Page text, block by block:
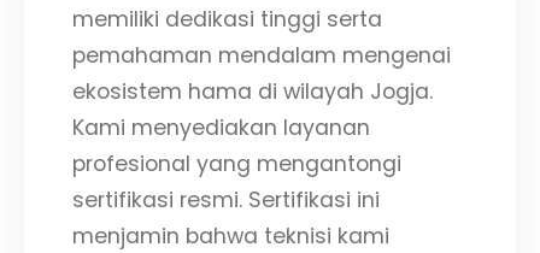
memiliki dedikasi tinggi serta
pemahaman mendalam mengenai
ekosistem hama di wilayah Jogja.
Kami menyediakan layanan
profesional yang mengantongi
sertifikasi resmi. Sertifikasi ini
menjamin bahwa teknisi kami